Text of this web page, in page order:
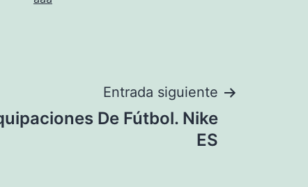
Entrada siguiente
De Fútbol. Nike
ES